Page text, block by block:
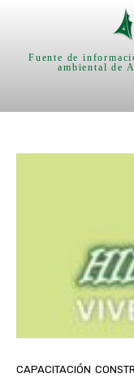
Fuente de
ambiental de
CAPACITACIÓN